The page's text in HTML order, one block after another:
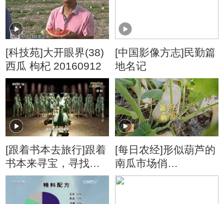
[科技苑]大开眼界(38)
西瓜 枸杞 20160912
[中国影像方志]民勤篇
地名记
[跟着书本去旅行]跟着
书本来寻宝，寻找武
威地下的“金戈铁马”
[每日农经]形似葫芦的
南瓜市场俏
20160902